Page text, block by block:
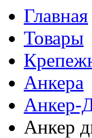
Главная
Товары
Анкера
Анкер-
Анкер